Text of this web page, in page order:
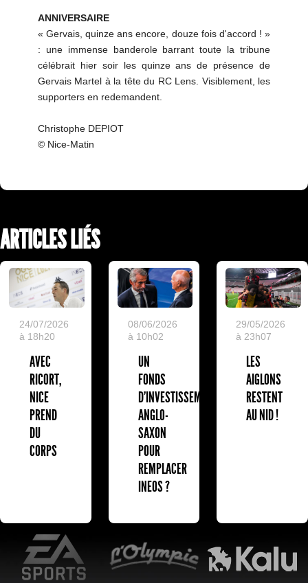
ANNIVERSAIRE
« Gervais, quinze ans encore, douze fois d'accord ! »
: une immense banderole barrant toute la tribune
célébrait hier soir les quinze ans de présence de
Gervais Martel à la tête du RC Lens. Visiblement, les
supporters en redemandent.
Christophe DEPIOT
© Nice-Matin
ARTICLES LIÉS
24/07/2026
à 18h20
AVEC
RICORT,
NICE
PREND
DU
CORPS
08/06/2026
à 10h02
UN
FONDS
D'INVESTISSEMENT
ANGLO-
SAXON
POUR
REMPLACER
INEOS ?
29/05/2026
à 23h07
LES
AIGLONS
RESTENT
AU NID !
EA Sports